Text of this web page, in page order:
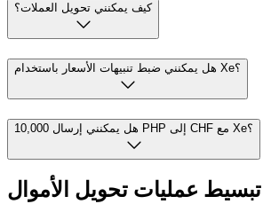
كيف يمكنني تحويل العملات؟
هل يمكنني ضبط تنبيهات الأسعار باستخدام Xe؟
هل يمكنني إرسال 10,000 PHP إلى CHF مع Xe؟
تبسيط عمليات تحويل الأموال